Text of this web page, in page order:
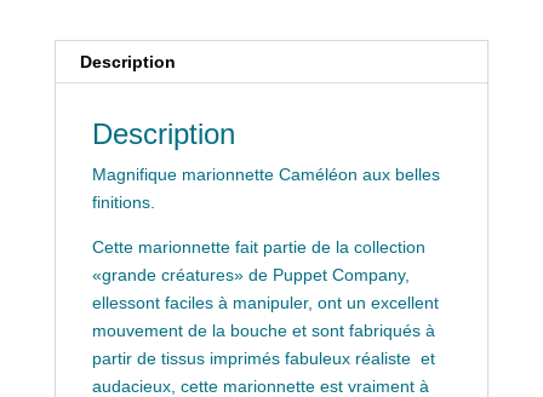
Description
Description
Magnifique marionnette Caméléon aux belles
finitions.
Cette marionnette fait partie de la collection
«grande créatures» de Puppet Company,
ellessont faciles à manipuler, ont un excellent
mouvement de la bouche et sont fabriqués à
partir de tissus imprimés fabuleux réaliste et
audacieux, cette marionnette est vraiment à